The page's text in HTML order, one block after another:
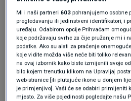
Oglas
Mi i naši partneri 603 pohranjujemo osobne
pregledavanju ili jedinstveni identifikatori, i
uređaju. Odabirom opcije Prihvaćam
koje podržavaju svrhe za čije pružanje mi i
podatke. Ako su alati za praćenje
koje vidite možda više neće biti toliko
na ovaj izbornik kako biste izmijenili svoje
bilo kojem trenutku klikom na Upravljaj
web-stranice [ili plutajuće ikone u donjem
je primjenjivo]. Vaši će se odabiri primijeniti
mjesto. Za više pojedinosti pogledajte našu